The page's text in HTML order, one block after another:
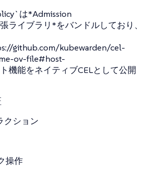
は*Admission
ライブラリ*をバンドルしており、
github.com/kubewarden/cel-
ov-file#host-
機能をネイティブCELとして公開
クション
操作